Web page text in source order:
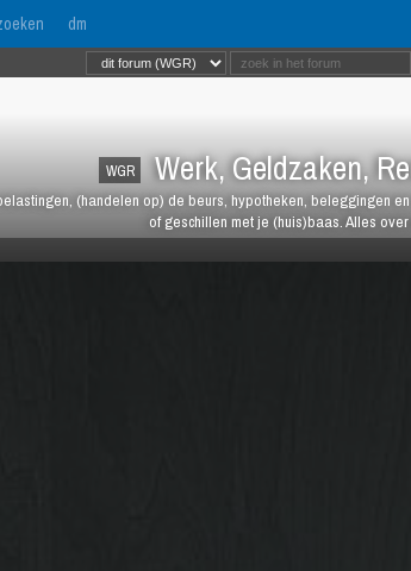
dm
WGR Werk, Geldzaken,
(handelen op) de beurs, hypotheken, beleggingen
of geschillen met je (huis)baas. Alles